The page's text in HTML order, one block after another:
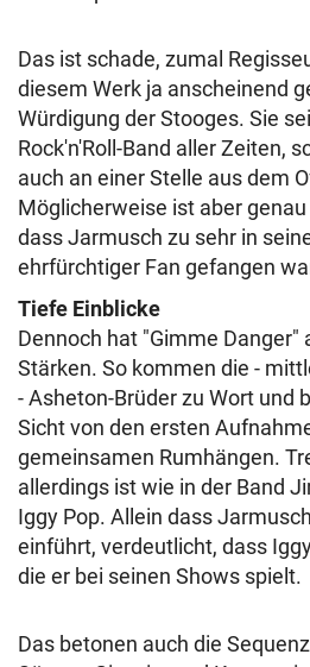
Das ist schade, zumal
diesem Werk ja anscheinend
Würdigung der Stooges. Sie
Rock'n'Roll-Band aller Zeiten,
auch an einer Stelle aus dem
Möglicherweise ist aber
dass Jarmusch zu sehr in
ehrfürchtiger Fan gefangen
Tiefe Einblicke
Dennoch hat "Gimme Danger"
Stärken. So kommen die -
- Asheton-Brüder zu Wort und
Sicht von den ersten
gemeinsamen Rumhängen.
allerdings ist wie in der Band
Iggy Pop. Allein dass
einführt, verdeutlicht, dass
die er bei seinen Shows spielt.
Das betonen auch die